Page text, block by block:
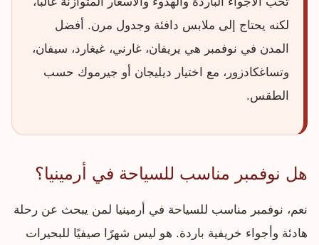
لكنه يحتاج إلى ملابس دافئة وجدول مرن. أفضل
المدن في نوفمبر هي يريفان، غارني، غيغارد، سيفان،
وتساغكادزور، مع اختيار ديليجان أو جيرموك حسب
الطقس.
هل نوفمبر مناسب للسياحة في أرمينيا؟
نعم، نوفمبر مناسب للسياحة في أرمينيا لمن يبحث عن رحلة
هادئة وأجواء خريفية باردة. هو ليس شهرًا صيفيًا للبحيرات